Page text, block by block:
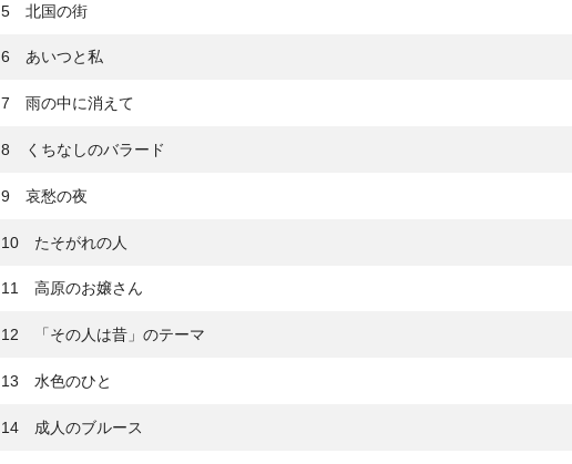
5 北国の街
6 あいつと私
7 雨の中に消えて
8 くちなしのバラード
9 哀愁の夜
10 たそがれの人
11 高原のお嬢さん
12 「その人は昔」のテーマ
13 水色のひと
14 成人のブルース